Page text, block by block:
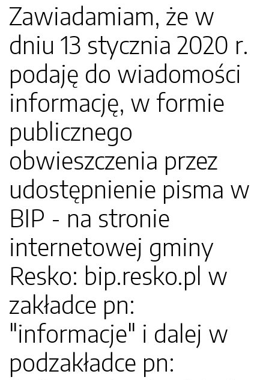
Zawiadamiam, że w
dniu 13 stycznia 2020 r.
podaję do wiadomości
informację, w formie
publicznego
obwieszczenia przez
udostępnienie pisma w
BIP - na stronie
internetowej gminy
Resko: bip.resko.pl w
zakładce pn:
"informacje" i dalej w
podzakładce pn: